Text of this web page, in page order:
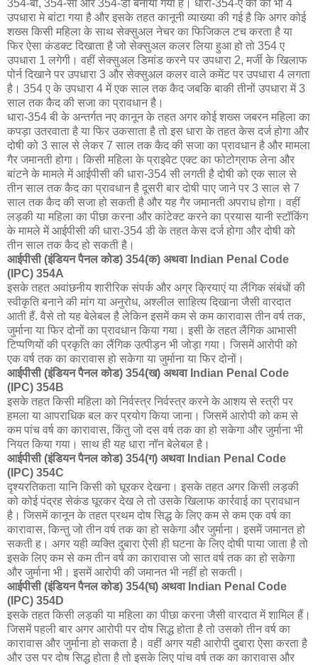
354-बी, 354-सी और 354-डी बनाया गया है। धारा-354-ए को को भी 4
उपधारा मे बांटा गया है और इसके तहत कानूनी व्याख्या की गई है कि अगर कोई
शख्स किसी महिला के साथ सेक्सुअल नेचर का फिजिकल टच करता है या
फिर ऐसा कंडक्ट दिखाता है जो सेक्सुअल कलर लिया हुआ हो तो 354 ए
उपधारा 1 लगेगी। वहीं सेक्सुअल डिमांड करने पर उपधारा 2, मर्जी के खिलाफ
पोर्न दिखाने पर उपधारा 3 और सेक्सुअल कलर वाले कमेंट पर उपधारा 4 लगता
है। 354 ए के उपधारा 4 में एक साल तक कैद जबकि बाकी तीनों उपधारा में 3
साल तक कैद की सजा का प्रावधान है।
धारा-354 बी के अन्तर्गत नए कानून के तहत अगर कोई शख्स जबरन महिला का
कपड़ा उतरवाता है या फिर उकसाता है तो इस धारा के तहत केस दर्ज होगा और
दोषी को 3 साल से लेकर 7 साल तक कैद की सजा का प्रावधान है और मामला
गैर जमानती होगा। किसी महिला के प्राइवेट एक्ट का फोटोग्राफ लेना और
बांटने के मामले में आईपीसी की धारा-354 सी लगती है दोषी को एक साल से
तीन साल तक कैद का प्रावधान है दूसरी बार दोषी पाए जाने पर 3 साल से 7
साल तक कैद की सजा हो सकती है और यह गैर जमानती अपराध होगा। वहीं
लड़की या महिला का पीछा करना और कांटेक्ट करने का प्रयास यानी स्टॉकिंग
के मामले में आईपीसी की धारा-354 डी के तहत केस दर्ज होगा और दोषी को
तीन साल तक कैद हो सकती है।
आईपीसी (इंडियन पैनल कोड) 354(क) अथवा Indian Penal Code
(IPC) 354A
इसके तहत अवांछनीय शारीरिक संपर्क और अग्र क्रियाएं या लैंगिक संबंधों की
स्वीकृति बनाने की मांग या अनुरोध, अश्लील साहित्य दिखाना जैसी वारदात
आती हैं. वैसे तो यह बेलेबल है लेकिन इसमें कम से कम कारावास तीन वर्ष तक,
जुर्माना या फिर दोनों का प्रावधान किया गया। इसी के तहत लैंगिक आभासी
टिप्पणियों की प्रकृति का लैंगिक उत्पीड़न भी जोड़ा गया। जिसमें आरोपी को
एक वर्ष तक का कारावास हो सकेगा या जुर्माना या फिर दोनों।
आईपीसी (इंडियन पैनल कोड) 354(ख) अथवा Indian Penal Code
(IPC) 354B
इसके तहत किसी महिला को निर्वस्त्र निर्वस्त्र करने के आशय से स्त्री पर
हमला या आपराधिक बल कर प्रयोग किया जाना। जिसमें आरोपी को कम से
कम पांच वर्ष का कारावास, किंतु जो दस वर्ष तक का हो सकेगा और जुर्माना भी
नियत किया गया। साथ ही यह धारा नॉन बेलेबल है।
आईपीसी (इंडियन पैनल कोड) 354(ग) अथवा Indian Penal Code
(IPC) 354C
दृश्यरतिकता यानि किसी को घूरकर देखना। इसके तहत अगर किसी लड़की
को कोई पंद्रह सेकंड घूरकर देख ले तो उसके खिलाफ कार्रवाई का प्रावधान
है। जिसमें कानून के तहत प्रथम दोष सिद्ध के लिए कम से कम एक वर्ष का
कारावास, किन्तु जो तीन वर्ष तक का हो सकेगा और जुर्माना। इसमें जमानत हो
सकती ह। अगर यही व्यक्ति दुबारा ऐसी ही घटना के लिए दोषी पाया जाता है तो
इसके लिए कम से कम तीन वर्ष का कारावास जो सात वर्ष तक का हो सकेगा
और जुर्माना भी। इसमें आरोपी की जमानत भी नहीं हो सकती।
आईपीसी (इंडियन पैनल कोड) 354(घ) अथवा Indian Penal Code
(IPC) 354D
इसके तहत किसी लड़की या महिला का पीछा करना जैसी वारदात में शामिल हैं।
जिसमें पहली बार अगर आरोपी पर दोष सिद्ध होता है तो उसको तीन वर्ष का
कारावास और जुर्माना हो सकता है। वहीं अगर यही आरोपी दुबारा ऐसा करता है
और उस पर दोष सिद्ध होता है तो इसके लिए पांच वर्ष तक का कारावास और